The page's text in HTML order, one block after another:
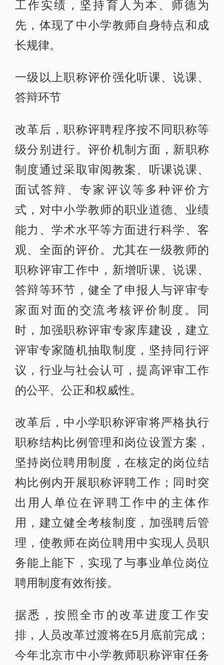
工作实绩，坚持育人为本、师德为
先，体现了中小学教师自身特点和成
长规律。
一级以上职称评价强化听课、说课、
答辩环节
改革后，职称评聘程序按不同职称等
级分别进行。评价机制方面，新职称
制度通过采取审阅教案、听课说课、
面试答辩、专家评议等多种评价方
式，对中小学教师的职业道德、业绩
能力、学术水平等方面进行科学、客
观、全面的评价。尤其在一级教师的
职称评审工作中，新增听课、说课、
答辩等环节，健全了申报人与评审专
家面对面的交流考核评价制度。同
时，加强职称评审专家库建设，建立
评审专家随机抽取制度，坚持同行评
议，行业与社会认可，提高评审工作
的公平、公正和权威性。
改革后，中小学职称评审将严格执行
职称结构比例管理和岗位设置方案，
坚持岗位聘用制度，在核定的岗位结
构比例内开展职称评聘工作；同时突
出用人单位在评聘工作中的主体作
用，建立健全考核制度，加强聘后管
理，使教师在岗位聘用中实现人员职
务能上能下，实现了与事业单位岗位
聘用制度有效衔接。
据悉，按照全市的改革进度工作安
排，人员改革过渡将在5月底前完成；
今年北京市中小学教师职称评审任务